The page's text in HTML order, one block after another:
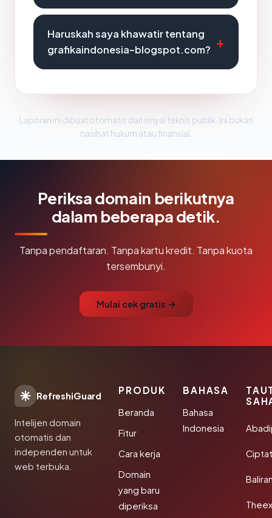
Haruskah saya khawatir tentang
grafikaindonesia-blogspot.com?
Laporan ini dibuat otomatis dari sinyal teknis publik. Ini bukan
nasihat hukum atau finansial.
Periksa domain berikutnya
dalam beberapa detik.
Tanpa pendaftaran. Tanpa kartu kredit. Tanpa kuota
tersembunyi.
Mulai cek gratis →
RefreshiGuard
Intelijen domain
otomatis dan
independen untuk
web terbuka.
PRODUK
Beranda
Fitur
Cara kerja
Domain
yang baru
diperiksa
BAHASA
Bahasa
Indonesia